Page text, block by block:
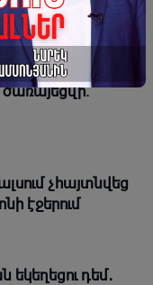
չի փոխում, բան
չհայտնվեց
էջերում
դեմ․